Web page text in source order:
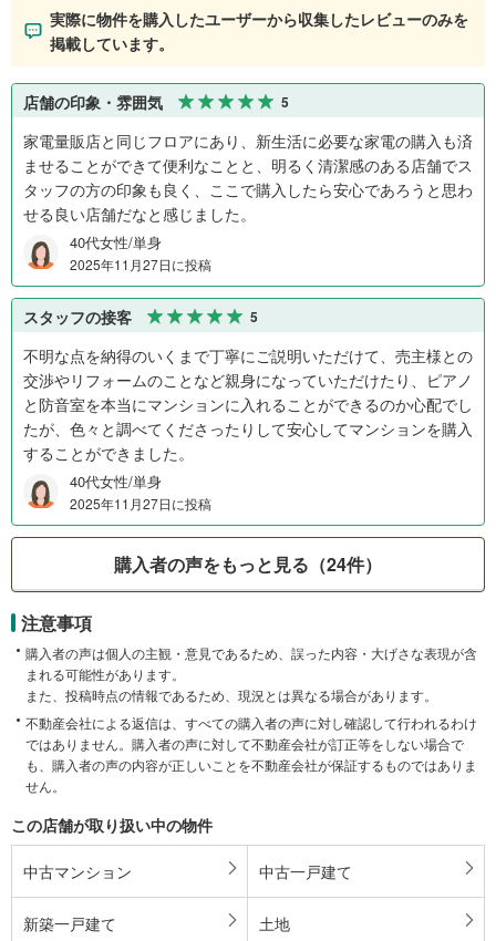
実際に物件を購入したユーザーから収集したレビューのみを
掲載しています。
店舗の印象・雰囲気 5
家電量販店と同じフロアにあり、新生活に必要な家電の購入も済
ませることができて便利なことと、明るく清潔感のある店舗でス
タッフの方の印象も良く、ここで購入したら安心であろうと思わ
せる良い店舗だなと感じました。
40代女性/単身
2025年11月27日に投稿
スタッフの接客 5
不明な点を納得のいくまで丁寧にご説明いただけて、売主様との
交渉やリフォームのことなど親身になっていただけたり、ピアノ
と防音室を本当にマンションに入れることができるのか心配でし
たが、色々と調べてくださったりして安心してマンションを購入
することができました。
40代女性/単身
2025年11月27日に投稿
購入者の声をもっと見る（24件）
注意事項
購入者の声は個人の主観・意見であるため、誤った内容・大げさな表現が含
まれる可能性があります。
また、投稿時点の情報であるため、現況とは異なる場合があります。
不動産会社による返信は、すべての購入者の声に対し確認して行われるわけ
ではありません。購入者の声に対して不動産会社が訂正等をしない場合で
も、購入者の声の内容が正しいことを不動産会社が保証するものではありま
せん。
この店舗が取り扱い中の物件
中古マンション 中古一戸建て
新築一戸建て 土地